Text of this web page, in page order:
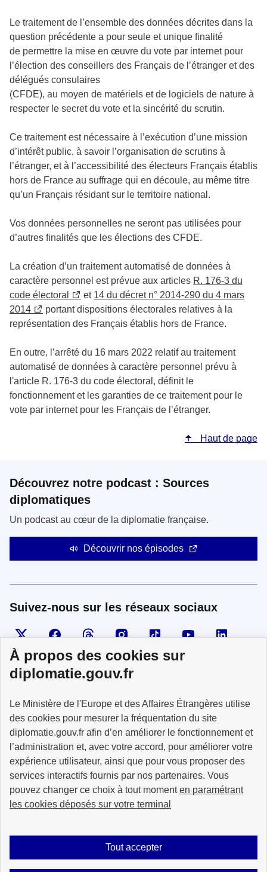
À propos des cookies sur
diplomatie.gouv.fr
Le Ministère de l'Europe et des Affaires Étrangères utilise
des cookies pour mesurer la fréquentation du site
diplomatie.gouv.fr afin d’en améliorer le fonctionnement et
l’administration et, avec votre accord, pour améliorer votre
expérience utilisateur, ainsi que pour vous proposer des
services interactifs fournis par nos partenaires. Vous
pouvez changer ce choix à tout momenten paramétrant
les cookies déposés sur votre terminal
Tout accepter
Le traitement de l’ensemble des données décrites dans la
question précédente a pour seule et unique finalité
de permettre la mise en œuvre du vote par internet pour
l’élection des conseillers des Français de l’étranger et des
délégués consulaires
(CFDE), au moyen de matériels et de logiciels de nature à
respecter le secret du vote et la sincérité du scrutin.
Ce traitement est nécessaire à l’exécution d’une mission
d’intérêt public, à savoir l’organisation de scrutins à
l’étranger, et à l’accessibilité des électeurs Français établis
hors de France au suffrage qui en découle, au même titre
qu’un Français résidant sur le territoire national.
Vos données personnelles ne seront pas utilisées pour
d’autres finalités que les élections des CFDE.
La création d’un traitement automatisé de données à
caractère personnel est prévue aux articles R. 176-3 du
code électoral
et 14 du décret n° 2014-290 du 4 mars
2014
portant dispositions électorales relatives à la
représentation des Français établis hors de France.
En outre, l’arrêté du 16 mars 2022 relatif au traitement
automatisé de données à caractère personnel prévu à
l'article R. 176-3 du code électoral, définit le
fonctionnement et les garanties de ce traitement pour le
vote par internet pour les Français de l’étranger.
Haut de page
Découvrez notre podcast : Sources
diplomatiques
Un podcast au cœur de la diplomatie française.
Découvrir nos épisodes
Suivez-nous sur les réseaux sociaux
Visiter la page XSuivez-nous sur Facebook
Visiter le compte Threads
Visiter le compte Instagram
Visiter le compte TikTok
Visiter le
MINISTÈRE
DE L'EUROPE
ET DES AFFAIRES
ÉTRANGÈRES
info.gouv.fr service-public.fr
Plan du site Accessibilité : partiellement conforme Mentions légales